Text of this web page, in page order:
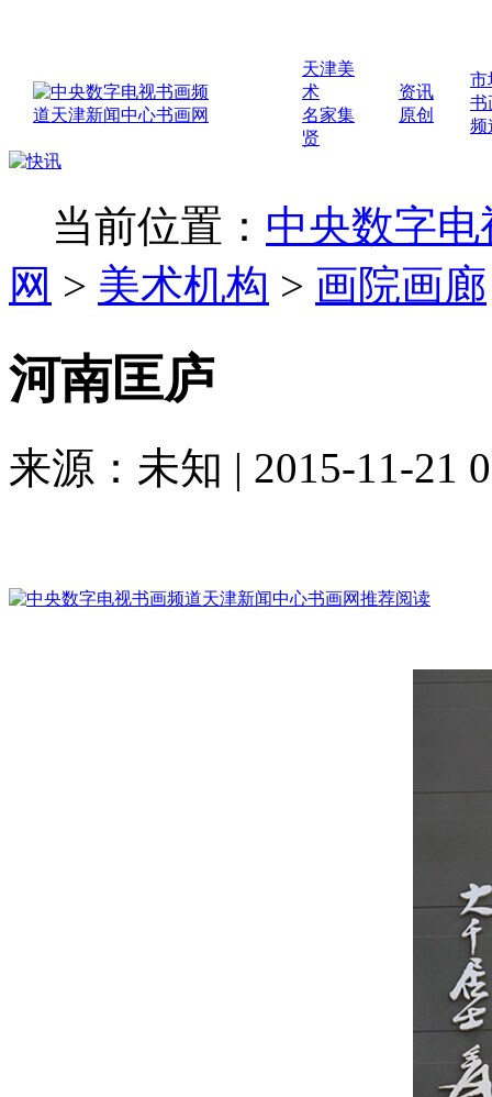
天津美
术
名家集
贤
资讯
原创
市
书
频
当前位置： 中央数字
网 > 美术机构 > 画院画廊
河南匡庐
来源：未知 | 2015-11-21